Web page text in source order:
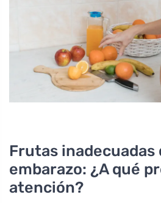
Frutas inadecuadas
embarazo: ¿A qué
atención?